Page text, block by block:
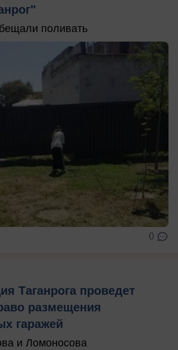
поливать
0
Таганрога проведет
размещения
гаражей
и Ломоносова